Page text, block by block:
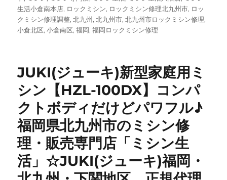
生活小倉南本店, ロックミシン, ロックミシン修理北九州市, ロッ
クミシン修理調整,北九州 ,北九州市,北九州市ロックミシン修理,
小倉北区,小倉南区,福岡,福岡ロックミシン修理
JUKI(ジューキ)新型家庭用ミ
シン【HZL-100DX】コンパ
クトボディだけどパワフル♪
福岡県北九州市のミシン修
理・販売専門店「ミシン生
活」☆JUKI(ジューキ)福岡・